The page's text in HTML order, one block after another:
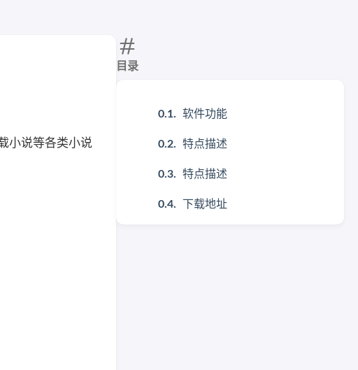
目录
软件功能
特点描述
特点描述
下载地址
小说等各类小说